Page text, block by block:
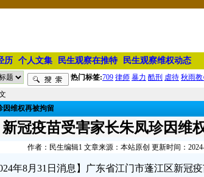
历 个人文集 民生观察在推特 民生观察维权动态
热门标签:709 律师 暴力 酷刑 虐待 秋雨
因维权再被拘留
新冠疫苗受害家长朱凤珍因维
作者：民生编辑1 文章来源：本站原创 更新时间：
年8月31日消息】广东省江门市蓬江区新冠